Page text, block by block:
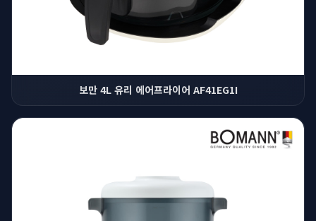
보만 4L 유리 에어프라이어 AF41EG1I